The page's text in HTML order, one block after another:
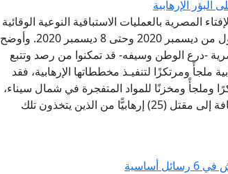
الإرهابية
المصرية بالعمليات الاستباقية النوعية الوقائية
التي قامت بها القوات المسلحة المصرية في الفترة من الأول من ديسمبر 2020 وحتى 8 ديسمبر 2020. وأوضح
-درع الوطن وسيفه- قد تمكنوا من رصد وتتبع
ملجأً ومرتكزًا لتنفيـذ مخططاتها الإرهابية، فقد
أفراد القوات المسلحة عن تدمير (437) وكرًا وملجأً ومخزنًا للمواد المتفجرة في شمال سيناء،
يتم استخدامها من قِبل العناصر الإرهابية كملاجئ لها، بالإضافة إلى مقتل (25) إرهابيًّا من الذين يتخذون تلك